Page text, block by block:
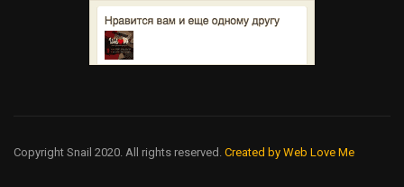
Copyright Snail 2020. All rights reserved. Created by Web Love Me